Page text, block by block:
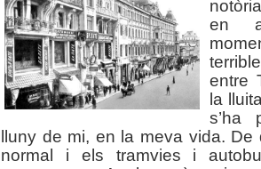
en
entre
la
s’ha
lluny de mi, en la meva vida. De
normal i els tramvies i